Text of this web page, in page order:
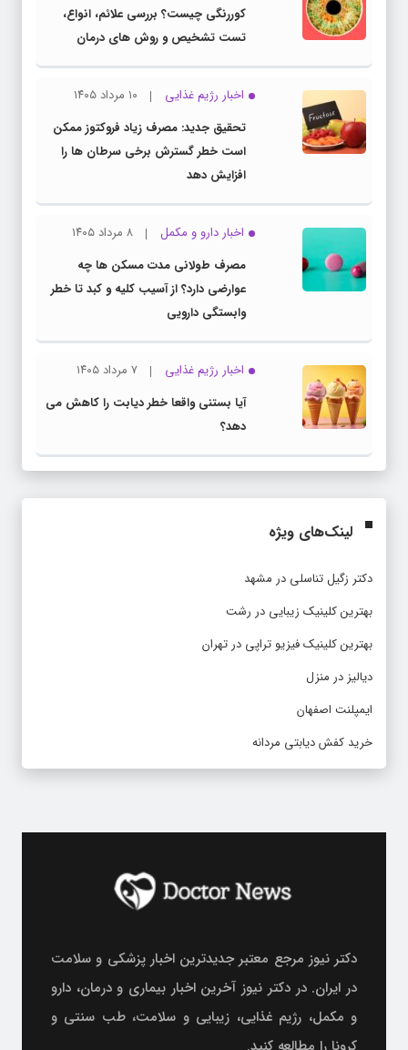
کوررنگی چیست؟ بررسی علائم، انواع،
تست تشخیص و روش های درمان
اخبار رژیم غذایی
۱۰ مرداد ۱۴۰۵
تحقیق جدید: مصرف زیاد فروکتوز ممکن
است خطر گسترش برخی سرطان ها را
افزایش دهد
اخبار دارو و مکمل
۸ مرداد ۱۴۰۵
مصرف طولانی مدت مسکن ها چه
عوارضی دارد؟ از آسیب کلیه و کبد تا خطر
وابستگی دارویی
اخبار رژیم غذایی
۷ مرداد ۱۴۰۵
آیا بستنی واقعا خطر دیابت را کاهش می
دهد؟
لینک‌های ویژه
دکتر زگیل تناسلی در مشهد
بهترین کلینیک زیبایی در رشت
بهترین کلینیک فیزیو تراپی در تهران
دیالیز در منزل
ایمپلنت اصفهان
خرید کفش دیابتی مردانه
دکتر نیوز مرجع معتبر جدیدترین اخبار پزشکی و سلامت
در ایران. در دکتر نیوز آخرین اخبار بیماری و درمان، دارو
و مکمل، رژیم غذایی، زیبایی و سلامت، طب سنتی و